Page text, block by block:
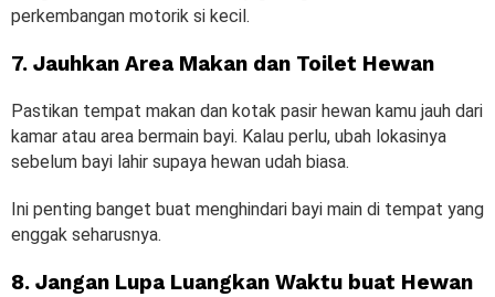
perkembangan motorik si kecil.
7. Jauhkan Area Makan dan Toilet Hewan
Pastikan tempat makan dan kotak pasir hewan kamu jauh dari
kamar atau area bermain bayi. Kalau perlu, ubah lokasinya
sebelum bayi lahir supaya hewan udah biasa.
Ini penting banget buat menghindari bayi main di tempat yang
enggak seharusnya.
8. Jangan Lupa Luangkan Waktu buat Hewan